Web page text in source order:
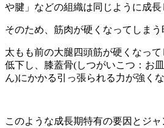
や腱」などの組織は同じように成長
そのため、筋肉が硬くなってしまう
太もも前の大腿四頭筋が硬くなっ
低下し、膝蓋骨(しつがいこつ：お
ん)にかかる引っ張られる力が強くな
このような成長期特有の要因とジ